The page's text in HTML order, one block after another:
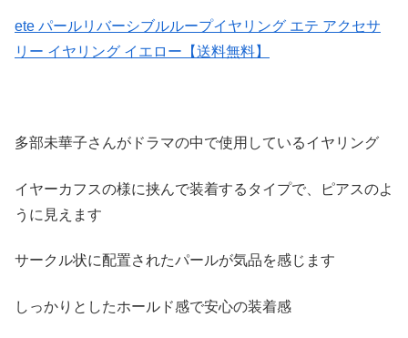
ete パールリバーシブルループイヤリング エテ アクセサ
リー イヤリング イエロー【送料無料】
多部未華子さんがドラマの中で使用しているイヤリング
イヤーカフスの様に挟んで装着するタイプで、ピアスのよ
うに見えます
サークル状に配置されたパールが気品を感じます
しっかりとしたホールド感で安心の装着感